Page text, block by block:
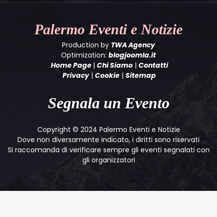
Palermo Eventi e Notizie
Production by TWA Agency
Optimization: blogjoomla.it
Home Page | Chi Siamo| Contatti
Privacy| Cookie | Sitemap
Segnala un Evento
Copyright © 2024 Palermo Eventi e Notizie
Dove non diversamente indicato, i diritti sono riservati
Si raccomanda di verificare sempre gli eventi segnalati con
gli organizzatori